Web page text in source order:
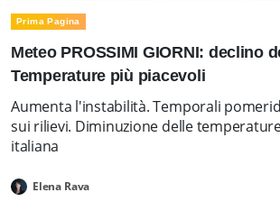
Prima Pagina
Meteo PROSSIMI GIORNI: declino
Temperature più piacevoli
Aumenta l'instabilità. Temporali
sui rilievi. Diminuzione delle
italiana
Elena Rava